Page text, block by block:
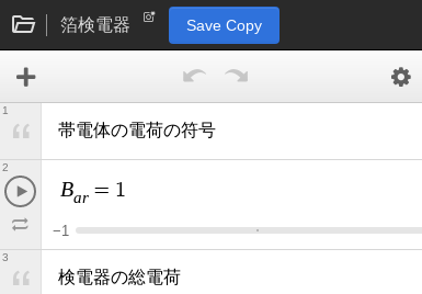
箔検電器 Save Copy
帯電体の電荷の符号
1
Bar = 1
−1
2
検電器の総電荷
3